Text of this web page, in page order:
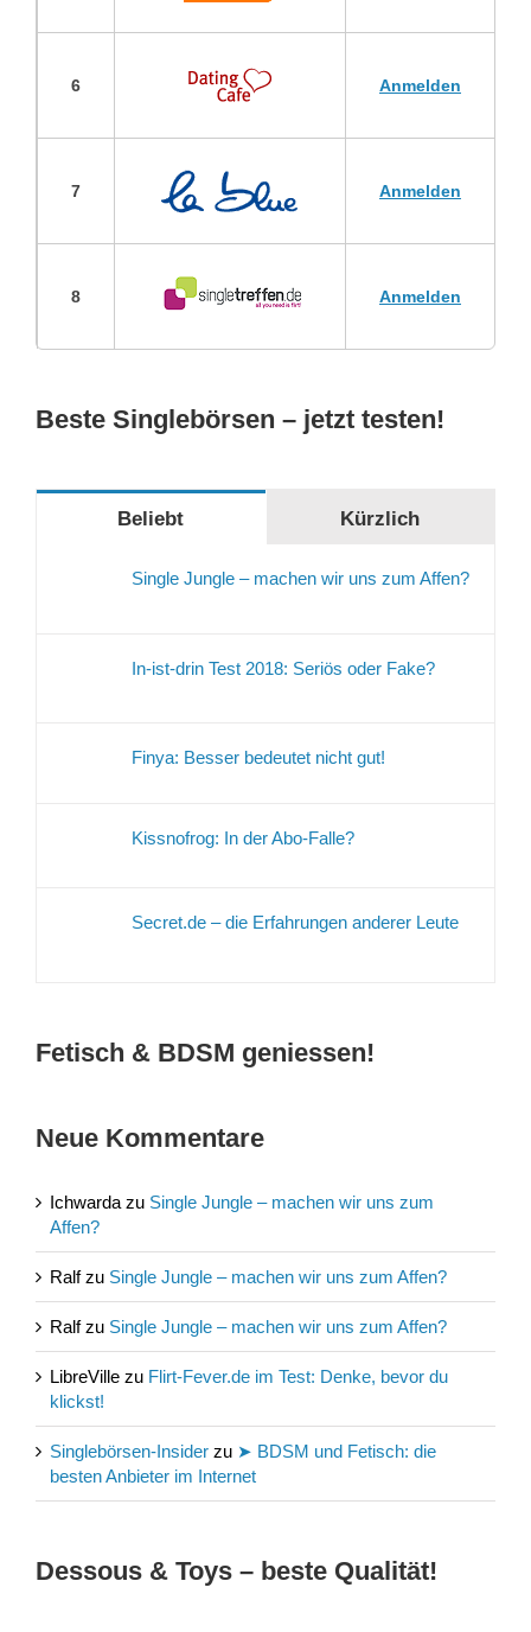
6 Anmelden
7 Anmelden
8 Anmelden
Beste Singlebörsen – jetzt testen!
Beliebt Kürzlich
Single Jungle – machen wir uns zum Affen?
In-ist-drin Test 2018: Seriös oder Fake?
Finya: Besser bedeutet nicht gut!
Kissnofrog: In der Abo-Falle?
Secret.de – die Erfahrungen anderer Leute
Fetisch & BDSM geniessen!
Neue Kommentare
Ichwarda zu Single Jungle – machen wir uns zum
Affen?
Ralfzu Single Jungle – machen wir uns zum Affen?
Ralfzu Single Jungle – machen wir uns zum Affen?
LibreVille zu Flirt-Fever.de im Test: Denke, bevor du
klickst!
Singlebörsen-Insider zu ➤ BDSM und Fetisch: die
besten Anbieter im Internet
Dessous & Toys – beste Qualität!